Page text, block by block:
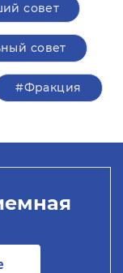
совет
совет
#Фракция